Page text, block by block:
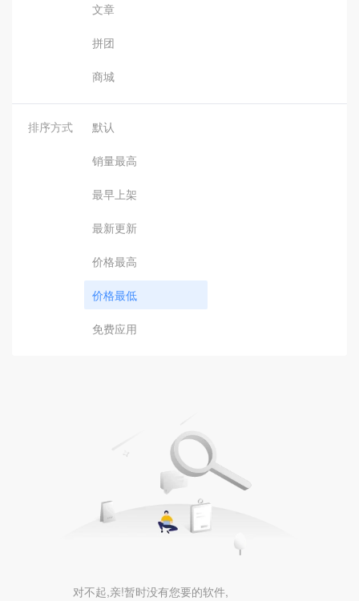
文章
拼团
商城
排序方式 默认
销量最高
最早上架
最新更新
价格最高
价格最低
免费应用
对不起,亲!暂时没有您要的软件,